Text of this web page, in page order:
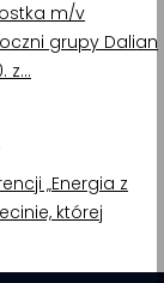
m/v
grupy Dalian
z…
„Energia z
której